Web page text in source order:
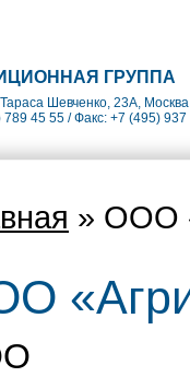
ГРУППА
Шевченко, 23А,
789 45 55 / Факс: +7 (495)
» ООО